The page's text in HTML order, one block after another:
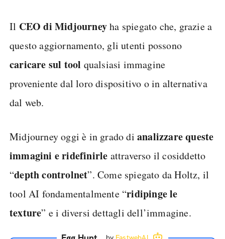
Il CEO di Midjourneyha spiegato che, grazie a
questo aggiornamento, gli utenti possono
caricare sul tool qualsiasi immagine
proveniente dal loro dispositivo o in alternativa
dal web.
Midjourney oggi è in grado di analizzare queste
immagini e ridefinirle attraverso il cosiddetto
“depth controlnet”. Come spiegato da Holtz, il
tool AI fondamentalmente “ridipinge le
texture” e i diversi dettagli dell’immagine.